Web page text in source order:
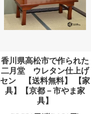
香川県高松市で作られた
二月堂 ウレタン仕上げ
セン 【送料無料】 【家
具】【京都－市やま家
具】